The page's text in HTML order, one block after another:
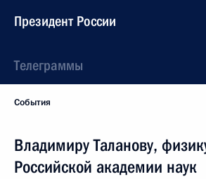
Президент России
Телеграммы
События
Владимиру Таланову,
Российской академии наук